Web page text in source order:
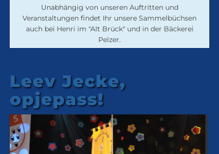
Unabhängig von unseren Auftritten und
Veranstaltungen findet Ihr unsere Sammelbüchsen
auch bei Henri im "Alt Brück" und in der Bäckerei
Pelzer.
Leev Jecke,
opjepass!